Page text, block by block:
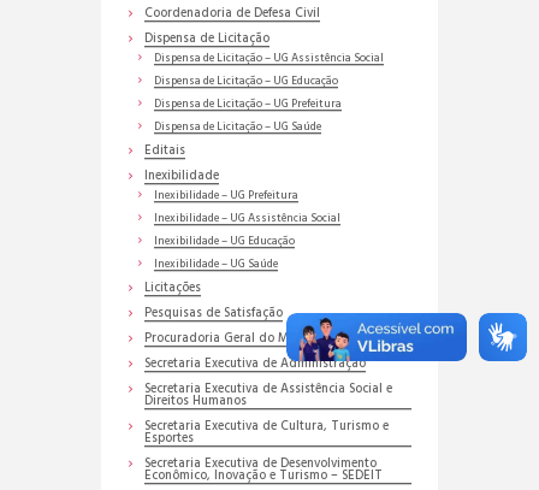
Coordenadoria de Defesa Civil
Dispensa de Licitação
Dispensa de Licitação – UG Assistência Social
Dispensa de Licitação – UG Educação
Dispensa de Licitação – UG Prefeitura
Dispensa de Licitação – UG Saúde
Editais
Inexibilidade
Inexibilidade – UG Prefeitura
Inexibilidade – UG Assistência Social
Inexibilidade – UG Educação
Inexibilidade – UG Saúde
Licitações
Pesquisas de Satisfação
Procuradoria Geral do Município
Secretaria Executiva de Administração
Secretaria Executiva de Assistência Social e
Direitos Humanos
Secretaria Executiva de Cultura, Turismo e
Esportes
Secretaria Executiva de Desenvolvimento
Econômico, Inovação e Turismo – SEDEIT